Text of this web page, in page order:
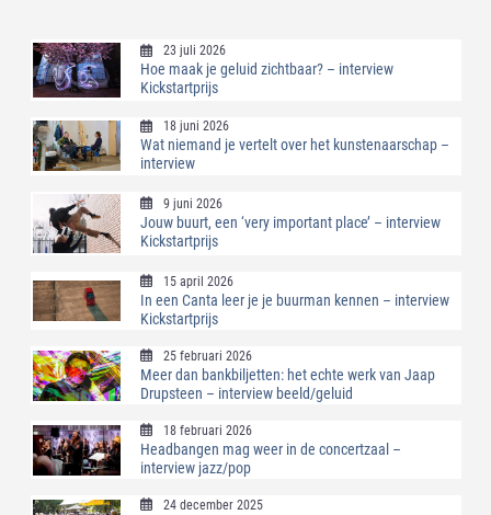
23 juli 2026
Hoe maak je geluid zichtbaar? – interview
Kickstartprijs
18 juni 2026
Wat niemand je vertelt over het kunstenaarschap –
interview
9 juni 2026
Jouw buurt, een ‘very important place’ – interview
Kickstartprijs
15 april 2026
In een Canta leer je je buurman kennen – interview
Kickstartprijs
25 februari 2026
Meer dan bankbiljetten: het echte werk van Jaap
Drupsteen – interview beeld/geluid
18 februari 2026
Headbangen mag weer in de concertzaal –
interview jazz/pop
24 december 2025